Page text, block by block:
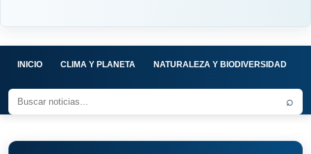
INICIO CLIMA Y PLANETA NATURALEZA Y BIODIVERSIDAD
⌕